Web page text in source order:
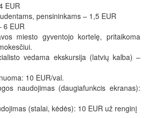
EUR
pensininkams – 1,5 EUR
6 EUR
miesto gyventojo kortelę, pritaikoma
vedama ekskursija (latvių kalba) –
10 EUR/val.
naudojimas (daugiafunkcis ekranas):
(stalai, kėdės): 10 EUR už renginį